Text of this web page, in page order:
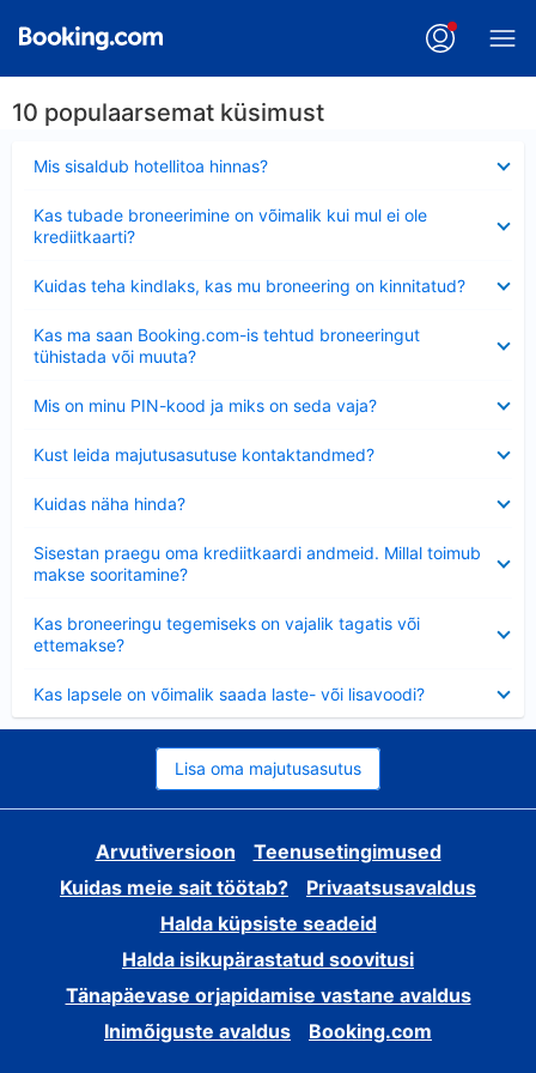
10 populaarsemat küsimust
Mis sisaldub hotellitoa hinnas?
Kas tubade broneerimine on võimalik kui mul ei ole
krediitkaarti?
Kuidas teha kindlaks, kas mu broneering on kinnitatud?
Kas ma saan Booking.com-is tehtud broneeringut
tühistada või muuta?
Mis on minu PIN-kood ja miks on seda vaja?
Kust leida majutusasutuse kontaktandmed?
Kuidas näha hinda?
Sisestan praegu oma krediitkaardi andmeid. Millal toimub
makse sooritamine?
Kas broneeringu tegemiseks on vajalik tagatis või
ettemakse?
Kas lapsele on võimalik saada laste- või lisavoodi?
Lisa oma majutusasutus
Arvutiversioon
Teenusetingimused
Kuidas meie sait töötab?
Privaatsusavaldus
Halda küpsiste seadeid
Halda isikupärastatud soovitusi
Tänapäevase orjapidamise vastane avaldus
Inimõiguste avaldus
Booking.com